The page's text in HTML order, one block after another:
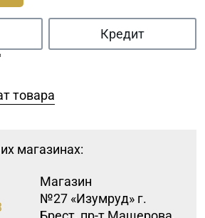
Кредит
товара
магазинах:
Магазин
№27 «Изумруд» г.